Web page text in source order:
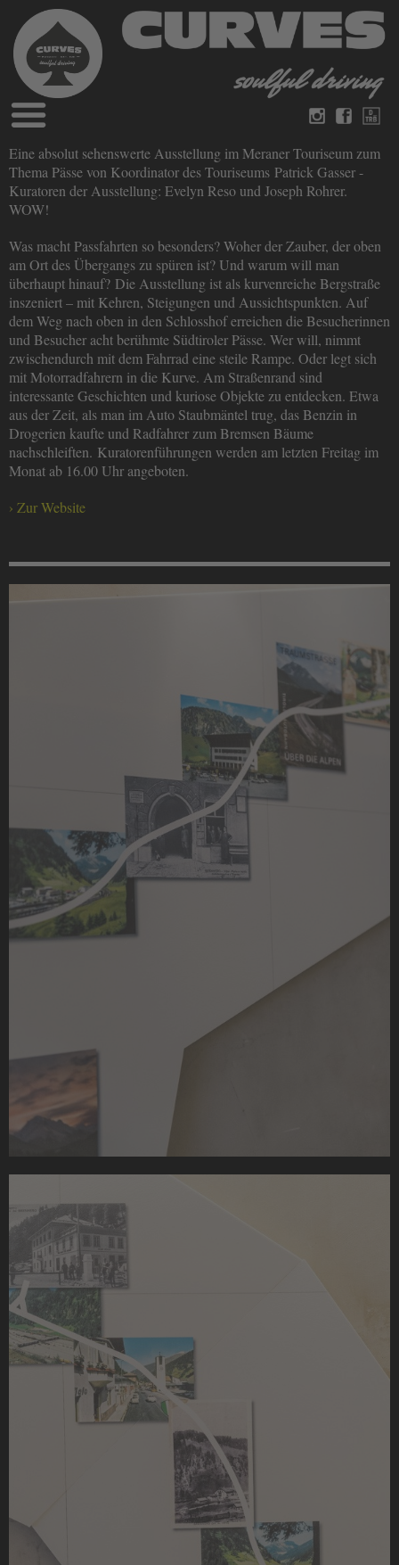
Blog
Magazines
Videos
German English
About Curves
Datenschutz
Contact
Eine absolut sehenswerte Ausstellung im Meraner Touriseum zum
Thema Pässe von Koordinator des Touriseums Patrick Gasser -
Kuratoren der Ausstellung: Evelyn Reso und Joseph Rohrer.
WOW!
Was macht Passfahrten so besonders? Woher der Zauber, der oben
am Ort des Übergangs zu spüren ist? Und warum will man
überhaupt hinauf? Die Ausstellung ist als kurvenreiche Bergstraße
inszeniert – mit Kehren, Steigungen und Aussichtspunkten. Auf
dem Weg nach oben in den Schlosshof erreichen die Besucherinnen
und Besucher acht berühmte Südtiroler Pässe. Wer will, nimmt
zwischendurch mit dem Fahrrad eine steile Rampe. Oder legt sich
mit Motorradfahrern in die Kurve. Am Straßenrand sind
interessante Geschichten und kuriose Objekte zu entdecken. Etwa
aus der Zeit, als man im Auto Staubmäntel trug, das Benzin in
Drogerien kaufte und Radfahrer zum Bremsen Bäume
nachschleiften. Kuratorenführungen werden am letzten Freitag im
Monat ab 16.00 Uhr angeboten.
Zur Website